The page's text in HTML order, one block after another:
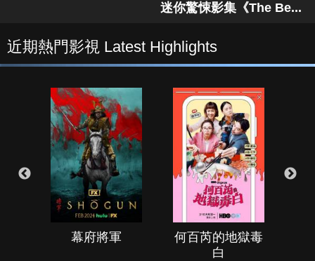
迷你驚悚影集《The Be...
近期熱門影視 Latest Highlights
幕府將軍
何百芮的地獄毒
白